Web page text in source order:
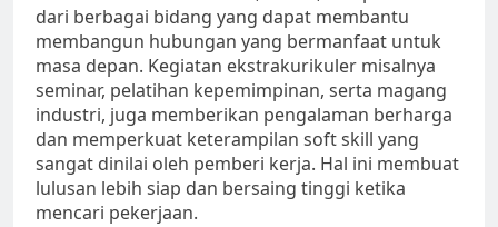
dari berbagai bidang yang dapat membantu
membangun hubungan yang bermanfaat untuk
masa depan. Kegiatan ekstrakurikuler misalnya
seminar, pelatihan kepemimpinan, serta magang
industri, juga memberikan pengalaman berharga
dan memperkuat keterampilan soft skill yang
sangat dinilai oleh pemberi kerja. Hal ini membuat
lulusan lebih siap dan bersaing tinggi ketika
mencari pekerjaan.